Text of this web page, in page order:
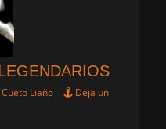
Liaño
Deja un